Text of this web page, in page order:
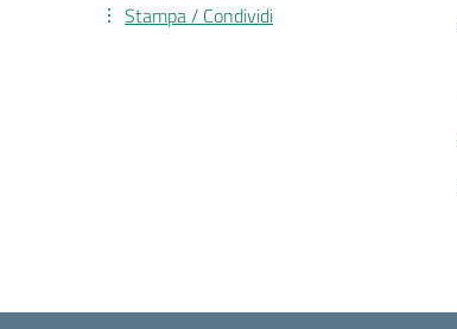
Stampa / Condividi